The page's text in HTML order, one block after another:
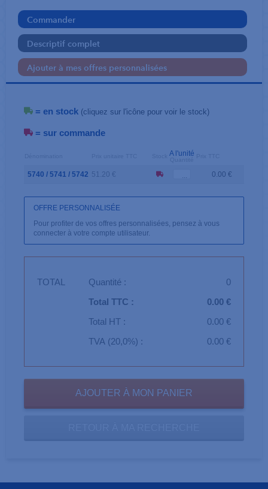
Commander
Descriptif complet
Ajouter à mes offres personnalisées
= en stock (cliquez sur l'icône pour voir le stock)
= sur commande
A l'unité
5740 / 5741 / 5742 51.20 € 0.00 €
OFFRE PERSONNALISÉE
Pour profiter de vos offres personnalisées, pensez à vous
connecter à votre compte utilisateur.
TOTAL Quantité :
0
Total TTC :
0.00 €
Total HT :
0.00 €
TVA (20,0%) :
0.00 €